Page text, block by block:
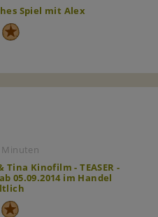
Spiel mit Alex
Minuten
Tina Kinofilm - TEASER -
05.09.2014 im Handel